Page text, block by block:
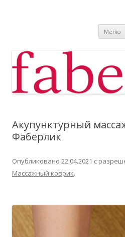
Меню
Акупунктурный
Фаберлик
Опубликовано 22.04.2021 с
Массажный коврик.